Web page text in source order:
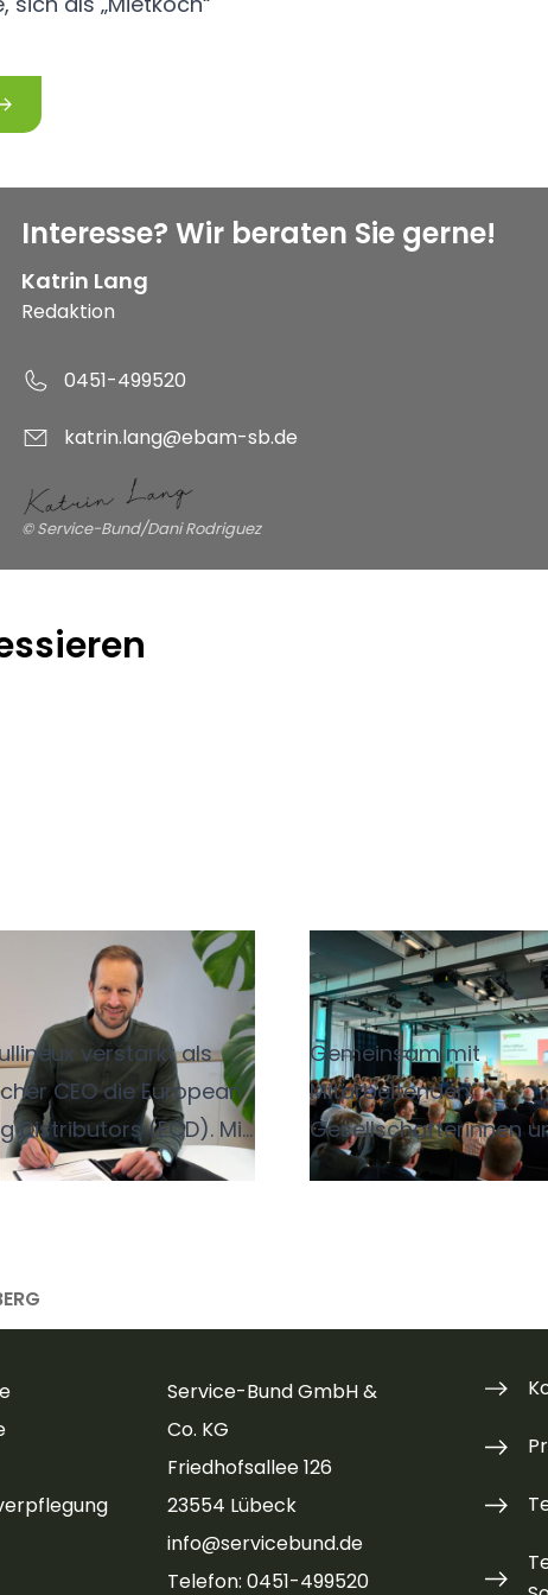
Interesse? Wir beraten Sie gerne!
Katrin Lang
Redaktion
0451-499520
katrin.lang@ebam-sb.de
© Service-Bund/Dani Rodriguez
Gary
verstärkt als
CEO die European
Distributors (ECD). Mit
er darüber, was ihn
Leitsatz lautet:
was wichtig ist,
alles andere."
Feier in Lübeck:
Tage Service-
Gemeinsam mit
Mitarbeitenden,
Gesellschafterinnen
Gesellschafter der
feiern.
Service-Bund GmbH &
Co. KG
Friedhofsallee 126
23554 Lübeck
info@servicebund.de
Telefon: 0451-499520